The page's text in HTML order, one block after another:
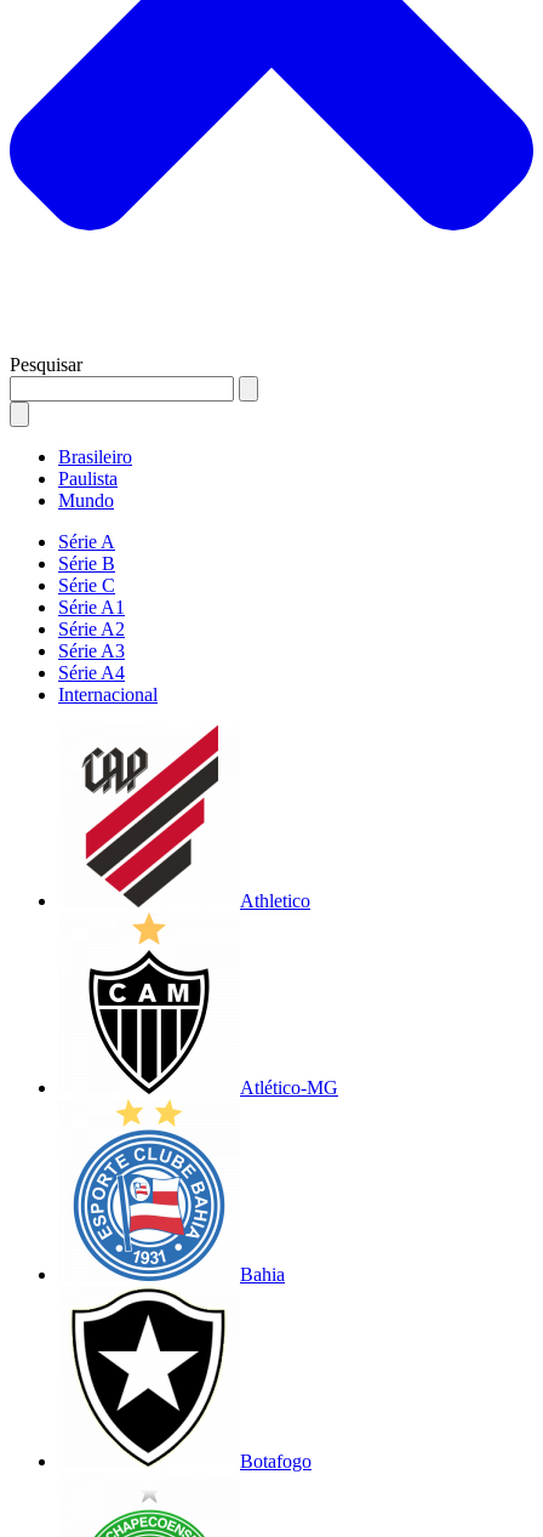
Pesquisar
Brasileiro
Paulista
Mundo
Série A
Série B
Série C
Série A1
Série A2
Série A3
Série A4
Internacional
Athletico
Atlético-MG
Bahia
Botafogo